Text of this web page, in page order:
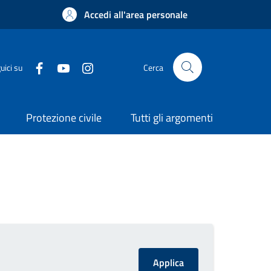
Accedi all'area personale
su Cerca
Protezione civile Tutti gli argomenti